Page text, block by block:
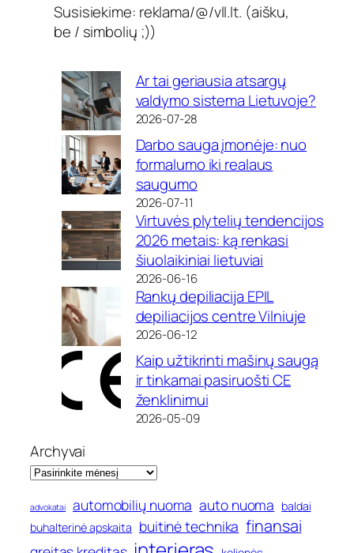
Susisiekime: reklama/@/vll.lt. (aišku,
be / simbolių ;))
Ar tai geriausia atsargų
valdymo sistema Lietuvoje?
2026-07-28
Darbo sauga įmonėje: nuo
formalumo iki realaus
saugumo
2026-07-11
Virtuvės plytelių tendencijos
2026 metais: ką renkasi
šiuolaikiniai lietuviai
2026-06-16
Rankų depiliacija EPIL
depiliacijos centre Vilniuje
2026-06-12
Kaip užtikrinti mašinų saugą
ir tinkamai pasiruošti CE
ženklinimui
2026-05-09
Archyvai
advokatai automobilių nuoma auto nuoma baldai
buhalterinė apskaita buitinė technika finansai